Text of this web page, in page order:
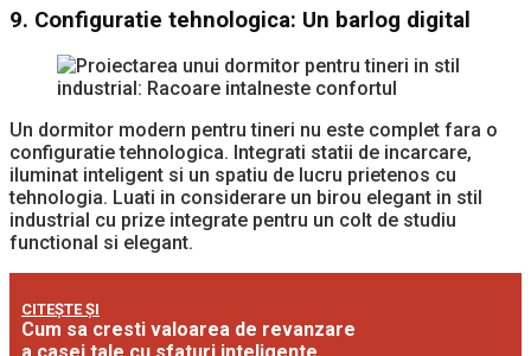
9. Configuratie tehnologica: Un barlog digital
Un dormitor modern pentru tineri nu este complet fara o
configuratie tehnologica. Integrati statii de incarcare,
iluminat inteligent si un spatiu de lucru prietenos cu
tehnologia. Luati in considerare un birou elegant in stil
industrial cu prize integrate pentru un colt de studiu
functional si elegant.
CITEȘTE ȘI
Cum sa cresti valoarea de revanzare